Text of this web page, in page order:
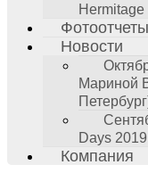
Hermitage
Фотоотчеты
Новости
Мариной
Days 2019
Компания